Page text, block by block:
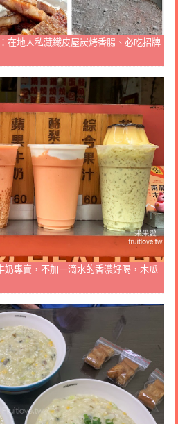
在地人私藏鐵皮屋炭烤香腸、必吃招牌
奶專賣，不加一滴水的香濃好喝，木瓜